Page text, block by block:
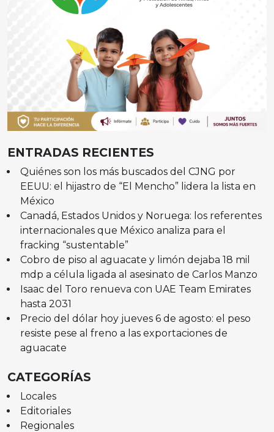
ENTRADAS RECIENTES
Quiénes son los más buscados del CJNG por
EEUU: el hijastro de “El Mencho” lidera la lista en
México
Canadá, Estados Unidos y Noruega: los referentes
internacionales que México analiza para el
fracking “sustentable”
Cobro de piso al aguacate y limón dejaba 18 mil
mdp a célula ligada al asesinato de Carlos Manzo
Isaac del Toro renueva con UAE Team Emirates
hasta 2031
Precio del dólar hoy jueves 6 de agosto: el peso
resiste pese al freno a las exportaciones de
aguacate
CATEGORÍAS
Locales
Editoriales
Regionales